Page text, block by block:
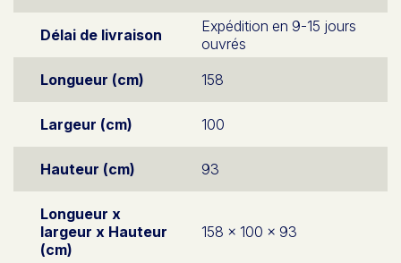
Délai de livraison
Expédition en 9-15 jours
ouvrés
Longueur (cm)
158
Largeur (cm) 100
Hauteur (cm) 93
Longueur x
largeur x Hauteur
(cm)
158 x 100 x 93